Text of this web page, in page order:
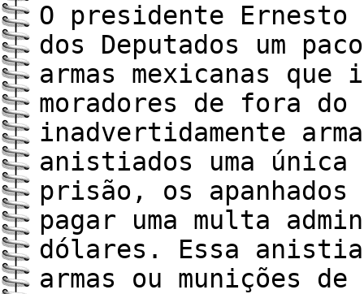
O presidente Ernesto
dos Deputados um
armas mexicanas
moradores de fora do
inadvertidamente
anistiados uma
prisão, os apanhados
pagar uma multa
dólares. Essa
armas ou munições